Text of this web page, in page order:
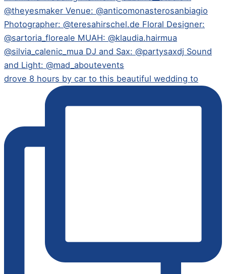
drove 8 hours by car to this beautiful wedding to